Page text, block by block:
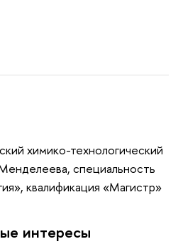
химико-технологический
специальность
квалификация «Магистр»
интересы